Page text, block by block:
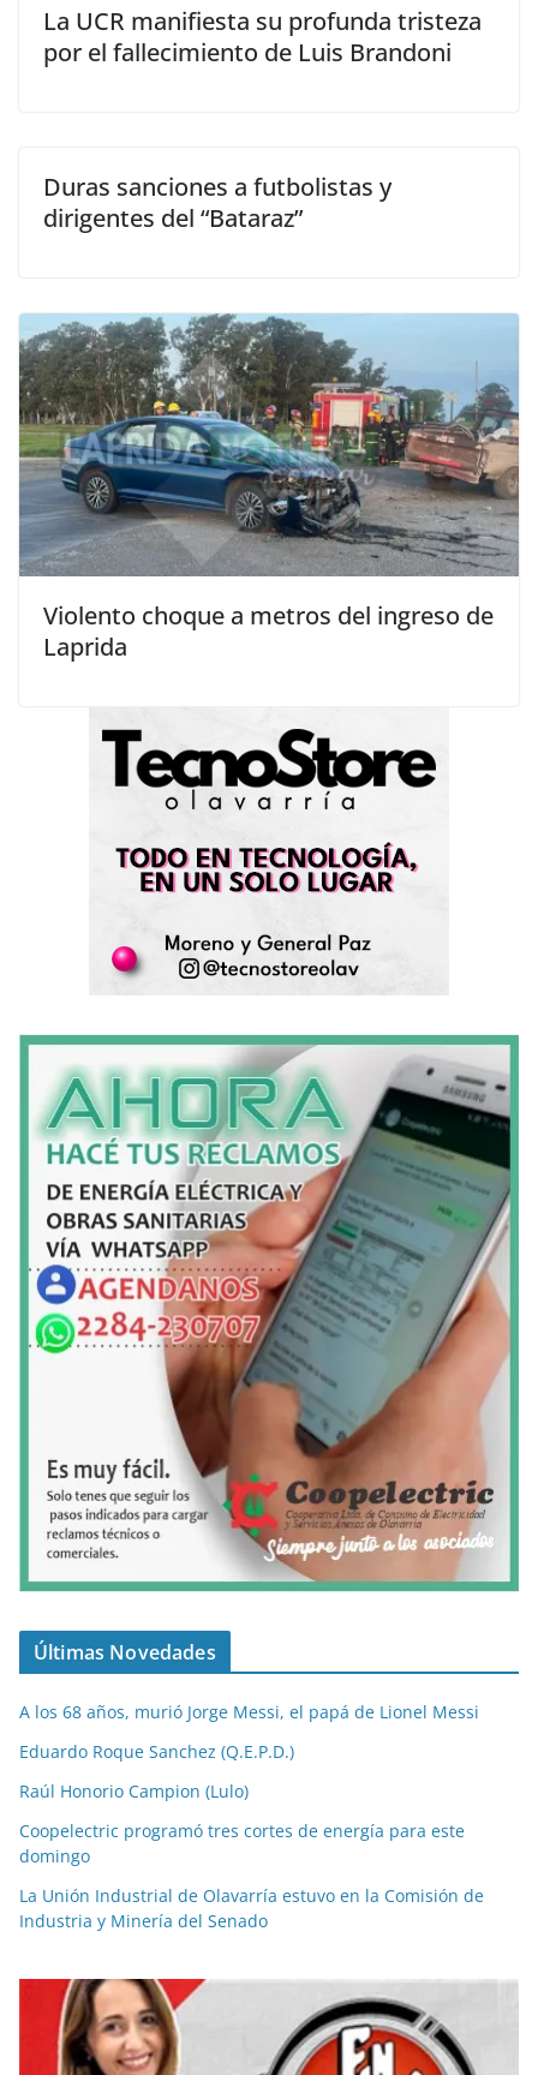
La UCR manifiesta su profunda tristeza
por el fallecimiento de Luis Brandoni
Duras sanciones a futbolistas y
dirigentes del “Bataraz”
Violento choque a metros del ingreso de
Laprida
Últimas Novedades
A los 68 años, murió Jorge Messi, el papá de Lionel Messi
Eduardo Roque Sanchez (Q.E.P.D.)
Raúl Honorio Campion (Lulo)
Coopelectric programó tres cortes de energía para este
domingo
La Unión Industrial de Olavarría estuvo en la Comisión de
Industria y Minería del Senado